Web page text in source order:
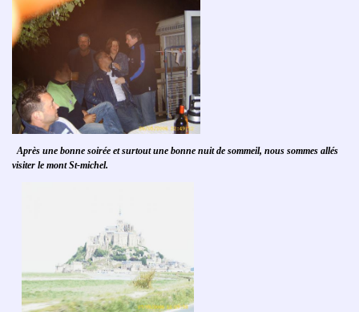
Après une bonne soirée et surtout une bonne nuit de sommeil, nous sommes allés
visiter le mont St-michel.